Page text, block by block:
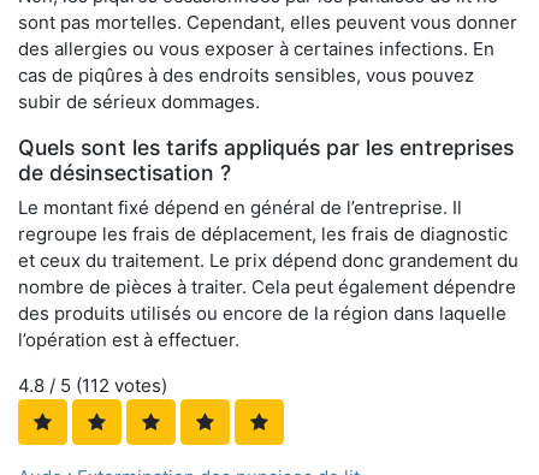
sont pas mortelles. Cependant, elles peuvent vous donner
des allergies ou vous exposer à certaines infections. En
cas de piqûres à des endroits sensibles, vous pouvez
subir de sérieux dommages.
Quels sont les tarifs appliqués par les entreprises
de désinsectisation ?
Le montant fixé dépend en général de l’entreprise. Il
regroupe les frais de déplacement, les frais de diagnostic
et ceux du traitement. Le prix dépend donc grandement du
nombre de pièces à traiter. Cela peut également dépendre
des produits utilisés ou encore de la région dans laquelle
l’opération est à effectuer.
4.8 / 5 (112 votes)